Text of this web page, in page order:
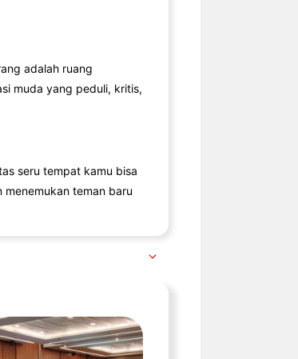
adalah ruang
muda yang peduli, kritis,
seru tempat kamu bisa
teman baru